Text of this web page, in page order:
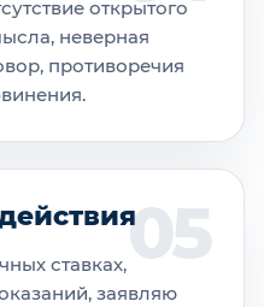
открытого
неверная
противоречия
ставках,
заявляю